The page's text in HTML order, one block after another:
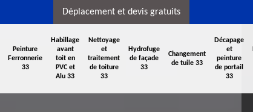
Déplacement et devis gratuits
Peinture
Ferronnerie
33
Habillage
avant
toit en
PVC et
Alu 33
Nettoyage
et
traitement
de toiture
33
Hydrofuge
de façade
33
Changement
de tuile 33
Décapage
et
peinture
de portail
33